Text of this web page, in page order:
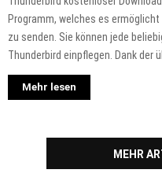
Programm, welches es
zu senden. Sie können jede
Thunderbird einpflegen. Dank der
Mehr lesen
MEHR